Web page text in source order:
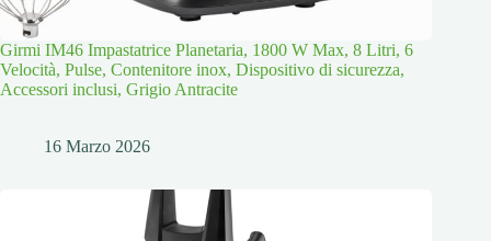
Girmi IM46 Impastatrice Planetaria, 1800 W Max, 8 Litri, 6
Velocità, Pulse, Contenitore inox, Dispositivo di sicurezza,
Accessori inclusi, Grigio Antracite
16 Marzo 2026